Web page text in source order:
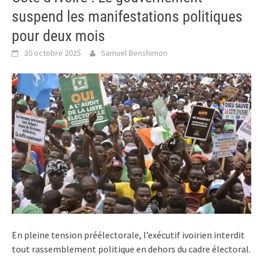
suspend les manifestations politiques
pour deux mois
20 octobre 2025 Samuel Benshimon
En pleine tension préélectorale, l’exécutif ivoirien interdit
tout rassemblement politique en dehors du cadre électoral.